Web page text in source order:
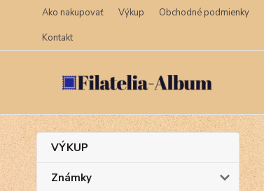
Ako nakupovať Výkup Obchodné podmienky
Kontakt
VÝKUP
Známky